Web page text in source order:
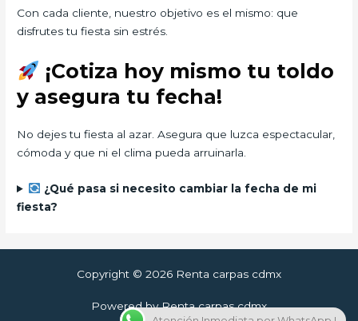
Con cada cliente, nuestro objetivo es el mismo: que
disfrutes tu fiesta sin estrés.
¡Cotiza hoy mismo tu toldo
y asegura tu fecha!
No dejes tu fiesta al azar. Asegura que luzca espectacular,
cómoda y que ni el clima pueda arruinarla.
¿Qué pasa si necesito cambiar la fecha de mi
fiesta?
Copyright © 2026 Renta carpas cdmx
Powered by Renta carpas cdmx